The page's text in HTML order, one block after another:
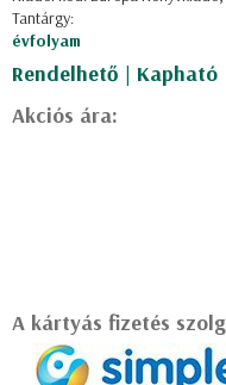
Tantárgy:
évfolyam
Rendelhető | Kapható
Akciós ára:
A kártyás fizetés